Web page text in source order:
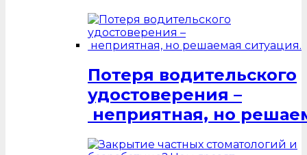
Потеря водительского
удостоверения –
неприятная, но